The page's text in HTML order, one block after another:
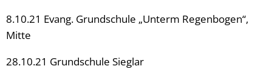
8.10.21 Evang. Grundschule „Unterm Regenbogen“,
Mitte
28.10.21 Grundschule Sieglar